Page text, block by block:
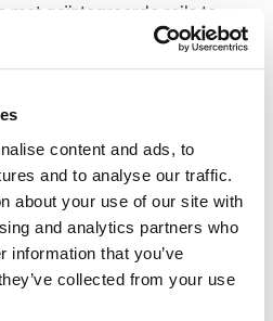
content and ads, to
and to analyse our traffic.
about your use of our site with
and analytics partners who
information that you’ve
collected from your use
met geïntegreerde rails te